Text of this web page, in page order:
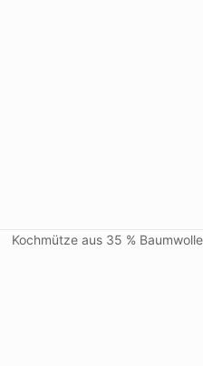
Kochmütze aus 35 %